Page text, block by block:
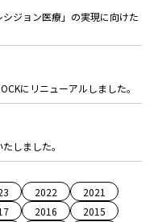
ジョン医療」の実現に向けた
にリニューアルしました。
しました。
2022
2021
2016
2015